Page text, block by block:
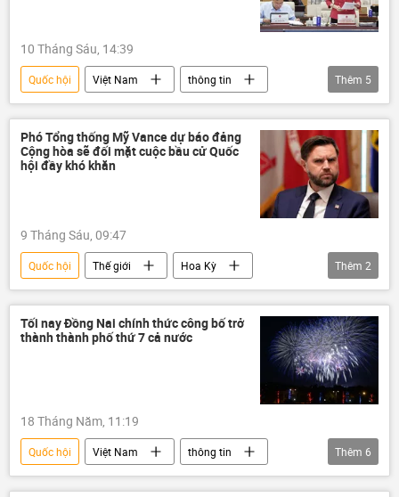
10 Tháng Sáu, 14:39
Quốc hội Việt Nam
thông tin
lừa đảo
giao dịch
ngân hàng
Quốc hội Việt Nam
Pháp luật
Thêm 5
Phó Tổng thống Mỹ Vance dự báo đảng
Cộng hòa sẽ đối mặt cuộc bầu cử Quốc
hội đầy khó khăn
9 Tháng Sáu, 09:47
Quốc hội Thế giới
Hoa Kỳ
Đảng Cộng hòa
Chính trị
Thêm 2
Tối nay Đồng Nai chính thức công bố trở
thành thành phố thứ 7 cả nước
18 Tháng Năm, 11:19
Quốc hội Việt Nam
thông tin
Đồng Nai
nghị quyết
Kinh tế
Thêm 6